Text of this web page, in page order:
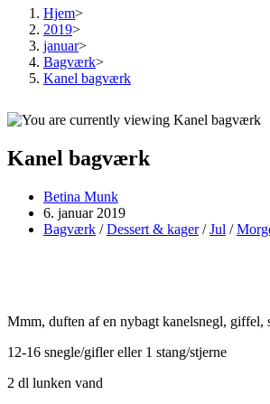
Hjem>
2019>
januar>
Bagværk>
Kanel bagværk
Kanel bagværk
Post
author:
Betina Munk
Post
published:
6. januar 2019
Post
Bagværk / Dessert & kager / Jul /
Mmm, duften af en nybagt kanelsnegl, giffel,
12-16 snegle/gifler eller 1 stang/stjerne
2 dl lunken vand